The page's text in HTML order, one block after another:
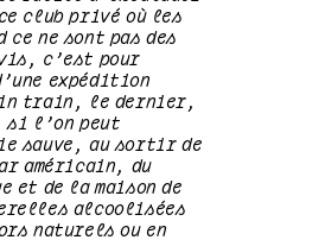
ce club privé où les
ce ne sont pas des
c’est pour
expédition
train, le dernier,
si l’on peut
sauve, au sortir de
américain, du
et de la maison de
alcoolisées
naturels ou en